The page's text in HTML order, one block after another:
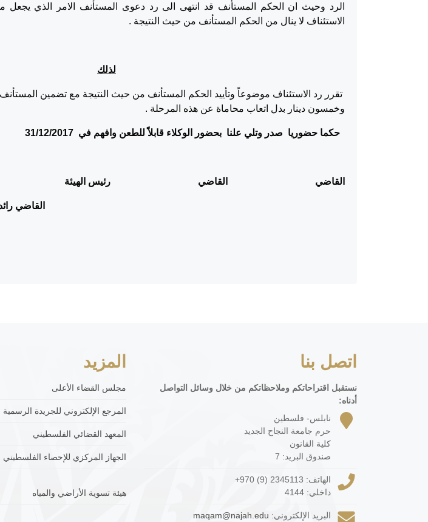
الرد وحيث ان الحكم المستأنف قد انتهى الى رد دعوى المستأنف الامر الذي
الاستئناف لا ينال من الحكم المستأنف من حيث النتيجة .
لذلك
تقرر رد الاستئناف موضوعاً وتأييد الحكم المستأنف من حيث النتيجة مع تضمين
وخمسون دينار بدل اتعاب محاماة عن هذه المرحلة .
حكما حضوريا صدر وتلي علنا بحضور الوكلاء قابلاً للطعن وافهم في 31/12/2017
القاضي القاضي رئيس الهيئة
القاضي
اتصل بنا
نستقبل اقتراحاتكم وملاحظاتكم من خلال وسائل التواصل
أدناه:
نابلس- فلسطين
حرم جامعة النجاح الجديد
كلية القانون
صندوق البريد: 7
الهاتف: +970 (9) 2345113
داخلي: 4144
البريد الإلكتروني: maqam@najah.edu
المزيد
مجلس القضاء الأعلى
المرجع الإلكتروني للجريدة الرسمية
المعهد القضائي الفلسطيني
الجهاز المركزي للإحصاء الفلسطيني
هيئة تسوية الأراضي والمياه